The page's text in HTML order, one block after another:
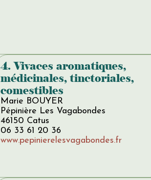
4. Vivaces aromatiques,
médicinales, tinctoriales,
comestibles
Marie BOUYER
Pépinière Les Vagabondes
46150 Catus
06 33 61 20 36
www.pepinierelesvagabondes.fr